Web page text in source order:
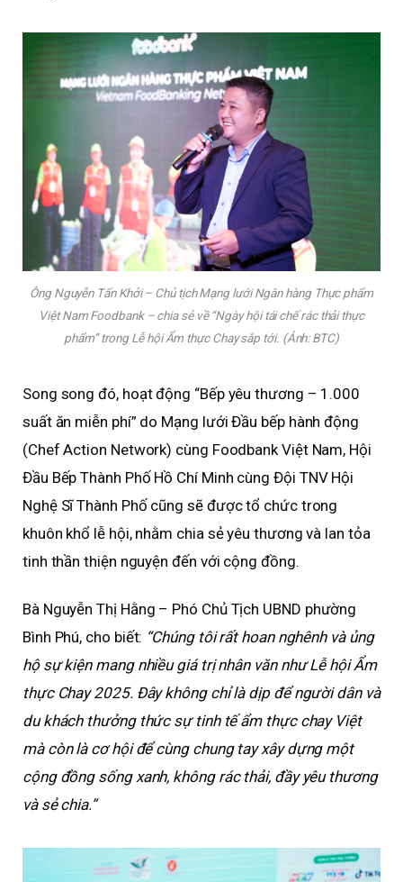
Ông Nguyễn Tấn Khởi – Chủ tịch Mạng lưới Ngân hàng Thực phẩm
Việt Nam Foodbank – chia sẻ về “Ngày hội tái chế rác thải thực
phẩm” trong Lễ hội Ẩm thực Chay sắp tới. (Ảnh: BTC)
Song song đó, hoạt động “Bếp yêu thương – 1.000
suất ăn miễn phí” do Mạng lưới Đầu bếp hành động
(Chef Action Network) cùng Foodbank Việt Nam, Hội
Đầu Bếp Thành Phố Hồ Chí Minh cùng Đội TNV Hội
Nghệ Sĩ Thành Phố cũng sẽ được tổ chức trong
khuôn khổ lễ hội, nhằm chia sẻ yêu thương và lan tỏa
tinh thần thiện nguyện đến với cộng đồng.
Bà Nguyễn Thị Hằng – Phó Chủ Tịch UBND phường
Bình Phú, cho biết: “Chúng tôi rất hoan nghênh và ủng
hộ sự kiện mang nhiều giá trị nhân văn như Lễ hội Ẩm
thực Chay 2025. Đây không chỉ là dịp để người dân và
du khách thưởng thức sự tinh tế ẩm thực chay Việt
mà còn là cơ hội để cùng chung tay xây dựng một
cộng đồng sống xanh, không rác thải, đầy yêu thương
và sẻ chia.”